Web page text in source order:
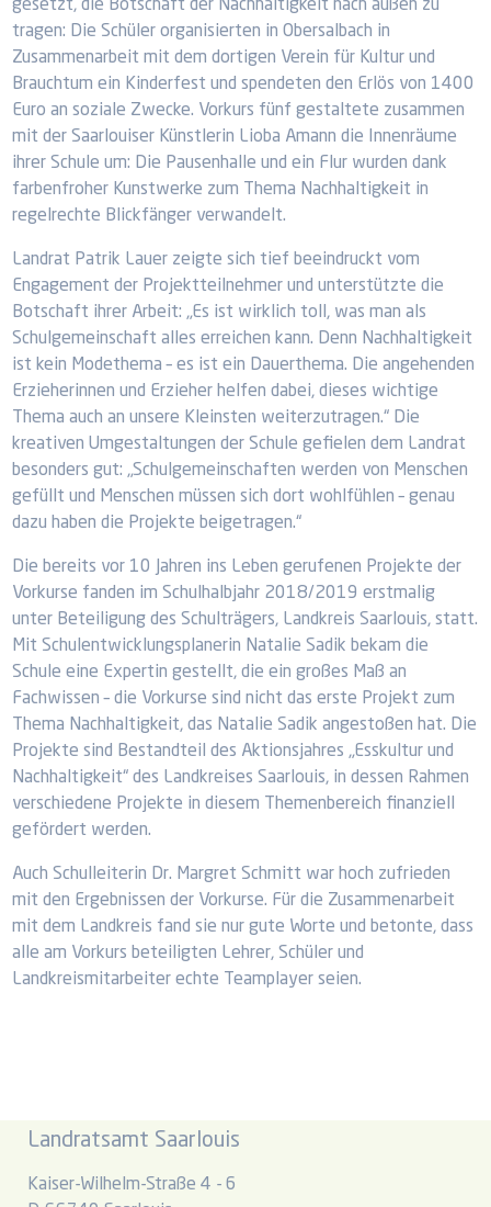
gesetzt, die Botschaft der Nachhaltigkeit nach außen zu
tragen: Die Schüler organisierten in Obersalbach in
Zusammenarbeit mit dem dortigen Verein für Kultur und
Brauchtum ein Kinderfest und spendeten den Erlös von 1400
Euro an soziale Zwecke. Vorkurs fünf gestaltete zusammen
mit der Saarlouiser Künstlerin Lioba Amann die Innenräume
ihrer Schule um: Die Pausenhalle und ein Flur wurden dank
farbenfroher Kunstwerke zum Thema Nachhaltigkeit in
regelrechte Blickfänger verwandelt.
Landrat Patrik Lauer zeigte sich tief beeindruckt vom
Engagement der Projektteilnehmer und unterstützte die
Botschaft ihrer Arbeit: „Es ist wirklich toll, was man als
Schulgemeinschaft alles erreichen kann. Denn Nachhaltigkeit
ist kein Modethema – es ist ein Dauerthema. Die angehenden
Erzieherinnen und Erzieher helfen dabei, dieses wichtige
Thema auch an unsere Kleinsten weiterzutragen.“ Die
kreativen Umgestaltungen der Schule gefielen dem Landrat
besonders gut: „Schulgemeinschaften werden von Menschen
gefüllt und Menschen müssen sich dort wohlfühlen – genau
dazu haben die Projekte beigetragen.“
Die bereits vor 10 Jahren ins Leben gerufenen Projekte der
Vorkurse fanden im Schulhalbjahr 2018/2019 erstmalig
unter Beteiligung des Schulträgers, Landkreis Saarlouis, statt.
Mit Schulentwicklungsplanerin Natalie Sadik bekam die
Schule eine Expertin gestellt, die ein großes Maß an
Fachwissen – die Vorkurse sind nicht das erste Projekt zum
Thema Nachhaltigkeit, das Natalie Sadik angestoßen hat. Die
Projekte sind Bestandteil des Aktionsjahres „Esskultur und
Nachhaltigkeit“ des Landkreises Saarlouis, in dessen Rahmen
verschiedene Projekte in diesem Themenbereich finanziell
gefördert werden.
Auch Schulleiterin Dr. Margret Schmitt war hoch zufrieden
mit den Ergebnissen der Vorkurse. Für die Zusammenarbeit
mit dem Landkreis fand sie nur gute Worte und betonte, dass
alle am Vorkurs beteiligten Lehrer, Schüler und
Landkreismitarbeiter echte Teamplayer seien.
Landratsamt Saarlouis
Kaiser-Wilhelm-Straße 4 - 6